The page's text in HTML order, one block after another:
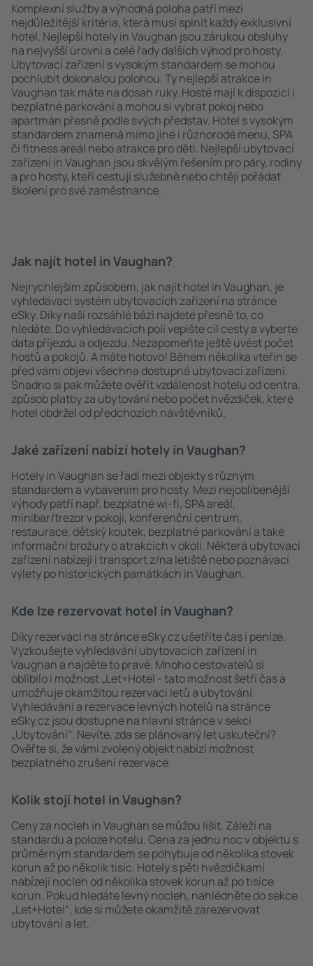
Komplexní služby a výhodná poloha patří mezi
nejdůležitější kritéria, která musí splnit každý exklusivní
hotel. Nejlepší hotely in Vaughan jsou zárukou obsluhy
na nejvyšší úrovni a celé řady dalších výhod pro hosty.
Ubytovací zařízení s vysokým standardem se mohou
pochlubit dokonalou polohou. Ty nejlepší atrakce in
Vaughan tak máte na dosah ruky. Hosté mají k dispozici i
bezplatné parkování a mohou si vybrat pokoj nebo
apartmán přesně podle svých představ. Hotel s vysokým
standardem znamená mimo jiné i různorodé menu, SPA
či fitness areál nebo atrakce pro děti. Nejlepší ubytovací
zařízení in Vaughan jsou skvělým řešením pro páry, rodiny
a pro hosty, kteří cestují služebně nebo chtějí pořádat
školení pro své zaměstnance.
Jak najít hotel in Vaughan?
Nejrychlejším způsobem, jak najít hotel in Vaughan, je
vyhledávací systém ubytovacích zařízení na stránce
eSky. Díky naší rozsáhlé bázi najdete přesně to, co
hledáte. Do vyhledávacích polí vepište cíl cesty a vyberte
data příjezdu a odjezdu. Nezapomeňte ještě uvést počet
hostů a pokojů. A máte hotovo! Během několika vteřin se
před vámi objeví všechna dostupná ubytovací zařízení.
Snadno si pak můžete ověřit vzdálenost hotelu od centra,
způsob platby za ubytování nebo počet hvězdiček, které
hotel obdržel od předchozích návštěvníků.
Jaké zařízení nabízí hotely in Vaughan?
Hotely in Vaughan se řadí mezi objekty s různým
standardem a vybavením pro hosty. Mezi nejoblíbenější
výhody patří např. bezplatné wi-fi, SPA areál,
minibar/trezor v pokoji, konferenční centrum,
restaurace, dětský koutek, bezplatné parkování a také
informační brožury o atrakcích v okolí. Některá ubytovací
zařízení nabízejí i transport z/na letiště nebo poznávací
výlety po historických památkách in Vaughan.
Kde lze rezervovat hotel in Vaughan?
Díky rezervaci na stránce eSky.cz ušetříte čas i peníze.
Vyzkoušejte vyhledávání ubytovacích zařízení in
Vaughan a najděte to pravé. Mnoho cestovatelů si
oblíbilo i možnost „Let+Hotel - tato možnost šetří čas a
umožňuje okamžitou rezervaci letů a ubytování.
Vyhledávání a rezervace levných hotelů na stránce
eSky.cz jsou dostupné na hlavní stránce v sekci
„Ubytování“. Nevíte, zda se plánovaný let uskuteční?
Ověřte si, že vámi zvolený objekt nabízí možnost
bezplatného zrušení rezervace.
Kolik stojí hotel in Vaughan?
Ceny za nocleh in Vaughan se můžou lišit. Záleží na
standardu a poloze hotelu. Cena za jednu noc v objektu s
průměrným standardem se pohybuje od několika stovek
korun až po několik tisíc. Hotely s pěti hvězdičkami
nabízejí nocleh od několika stovek korun až po tisíce
korun. Pokud hledáte levný nocleh, nahlédněte do sekce
„Let+Hotel“, kde si můžete okamžitě zarezervovat
ubytování a let.